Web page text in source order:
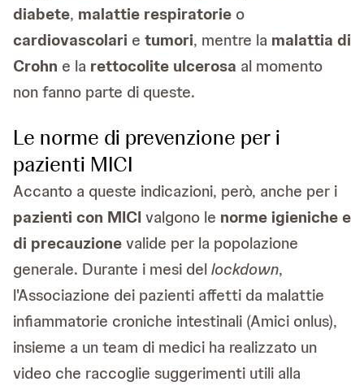
diabete, malattie respiratorie o
cardiovascolari e tumori, mentre la malattia di
Crohn e la rettocolite ulcerosa al momento
non fanno parte di queste.
Le norme di prevenzione per i
pazienti MICI
Accanto a queste indicazioni, però, anche per i
pazienti con MICI valgono le norme igieniche e
di precauzionevalide per la popolazione
generale. Durante i mesi dellockdown,
l'Associazione dei pazienti affetti da malattie
infiammatorie croniche intestinali (Amici onlus),
insieme a un team di medici ha realizzato un
video che raccoglie suggerimenti utili alla